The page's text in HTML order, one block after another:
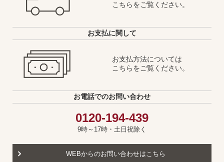
こちらをご覧ください。
お支払に関して
お支払方法については
こちらをご覧ください。
お電話でのお問い合わせ
0120-194-439
9時～17時・土日祝除く
WEBからのお問い合わせはこちら